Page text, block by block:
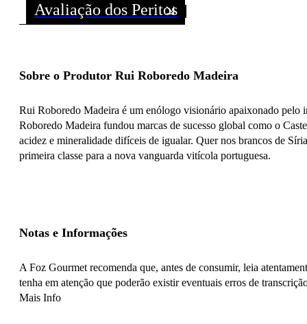
Avaliação dos Peritos
Sobre o Produtor Rui Roboredo Madeira
Rui Roboredo Madeira é um enólogo visionário apaixonado
Roboredo Madeira fundou marcas de sucesso global como o
acidez e mineralidade difíceis de igualar. Quer nos brancos de
primeira classe para a nova vanguarda vitícola portuguesa.
Notas e Informações
A Foz Gourmet recomenda que, antes de consumir, leia
tenha em atenção que poderão existir eventuais erros de
Mais Info